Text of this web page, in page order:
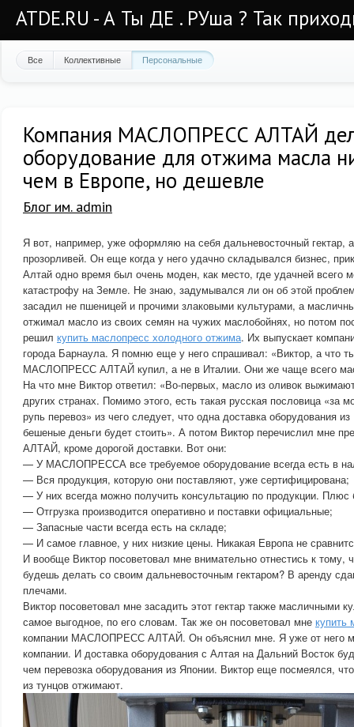
ATDE.RU - А Ты ДЕ . РУша ? Так
Все Коллективные Персональные
Компания МАСЛОПРЕСС АЛТАЙ
оборудование для отжима масла
чем в Европе, но дешевле
Блог им. admin
Я вот, например, уже оформляю на себя дальневосточный гектар,
прозорливей. Он еще когда у него удачно складывался бизнес,
Алтай одно время был очень моден, как место, где удачней всего
катастрофу на Земле. Не знаю, задумывался ли он об этой
засадил не пшеницей и прочими злаковыми культурами, а
отжимал масло из своих семян на чужих маслобойнях, но потом
решил купить маслопресс холодного отжима. Их выпускает
города Барнаула. Я помню еще у него спрашивал: «Виктор, а что
МАСЛОПРЕСС АЛТАЙ купил, а не в Италии. Они же чаще всего
На что мне Виктор ответил: «Во-первых, масло из оливок
других странах. Помимо этого, есть такая русская пословица «за
рупь перевоз» из чего следует, что одна доставка оборудования
бешеные деньги будет стоить». А потом Виктор перечислил мне
АЛТАЙ, кроме дорогой доставки. Вот они:
— У МАСЛОПРЕССА все требуемое оборудование всегда есть в
— Вся продукция, которую они поставляют, уже сертифицирована;
— У них всегда можно получить консультацию по продукции. Плюс
— Отгрузка производится оперативно и поставки официальные;
— Запасные части всегда есть на складе;
— И самое главное, у них низкие цены. Никакая Европа не
И вообще Виктор посоветовал мне внимательно отнестись к тому,
будешь делать со своим дальневосточным гектаром? В аренду
плечами.
Виктор посоветовал мне засадить этот гектар также масличными
самое выгодное, по его словам. Так же он посоветовал мне купить
компании МАСЛОПРЕСС АЛТАЙ. Он объяснил мне. Я уже от него
компании. И доставка оборудования с Алтая на Дальний Восток
чем перевозка оборудования из Японии. Виктор еще посмеялся,
из тунцов отжимают.